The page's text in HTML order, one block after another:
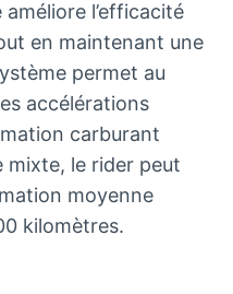
améliore l’efficacité
en maintenant une
permet au
accélérations
carburant
mixte, le rider peut
moyenne
kilomètres.